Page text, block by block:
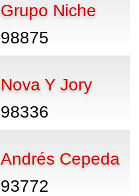
Grupo Niche
98875
Nova Y Jory
98336
Andrés Cepeda
93772